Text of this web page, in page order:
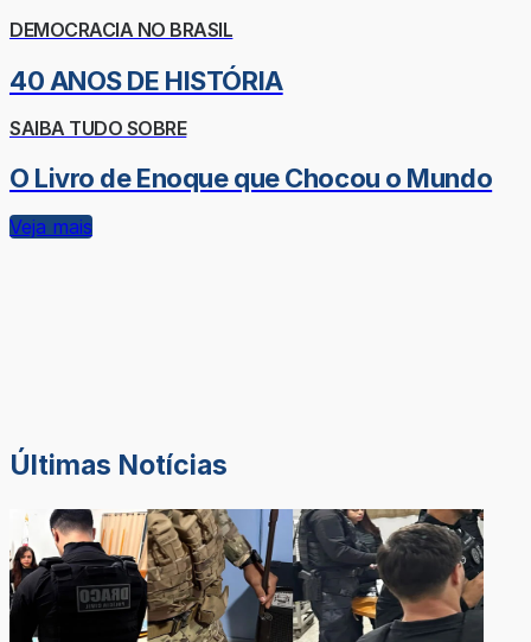
DEMOCRACIA NO BRASIL
40 ANOS DE HISTÓRIA
SAIBA TUDO SOBRE
O Livro de Enoque que Chocou o Mundo
Veja mais
Últimas Notícias